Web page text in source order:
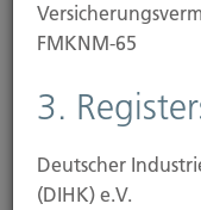
Weiterlesen
25.11.2025
Private
FMKNM-65
3.
Deutscher
(DIHK) e.V.